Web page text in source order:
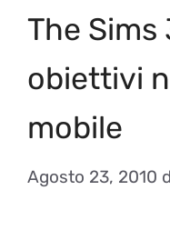
The Sims
obiettivi
mobile
Agosto 23, 2010